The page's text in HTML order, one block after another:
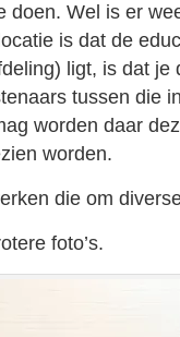
doen. Wel is er
is dat de
ligt, is dat je
tussen die
worden daar
worden.
die om
foto’s.